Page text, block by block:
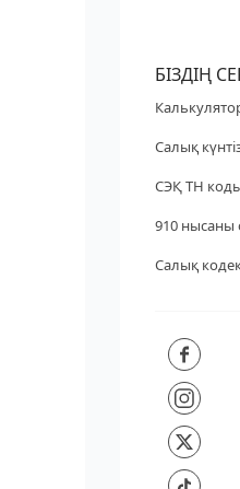
БІЗДІҢ
Салық
СЭҚ ТН
910 нысаны
Салық